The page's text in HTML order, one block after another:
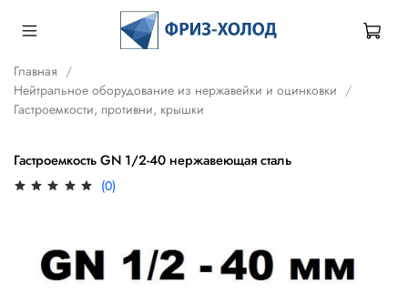
Главная
Нейтральное оборудование из нержавейки и оцинковки
Гастроемкости, противни, крышки
Гастроемкость GN 1/2-40 нержавеющая сталь
(0)